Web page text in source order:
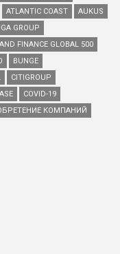
ATLANTIC COAST
AUKUS
GROUP
FINANCE GLOBAL 500
BUNGE
CITIGROUP
COVID-19
КОМПАНИЙ